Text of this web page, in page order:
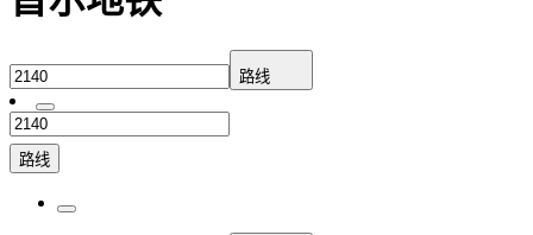
路线
路线